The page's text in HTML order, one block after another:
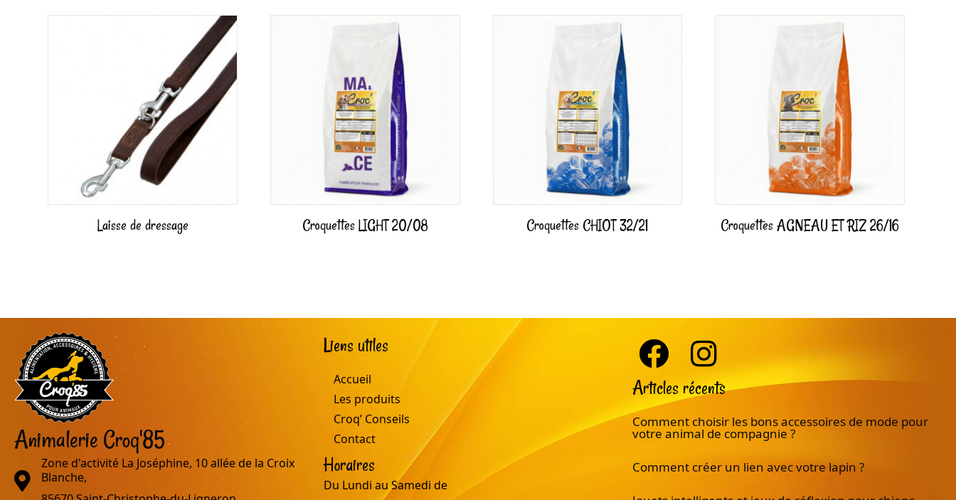
Laisse de dressage Croquettes LIGHT 20/08 Croquettes CHIOT 32/21 Croquettes AGNEAU ET RIZ 26/16
Animalerie Croq'85
adresse
Zone d'activité La Joséphine, 10 allée de la Croix
Blanche,
Liens utiles
Accueil
Les produits
Croq’ Conseils
Contact
Horaires
Du Lundi au Samedi de
Articles récents
Comment choisir les bons accessoires de mode pour
votre animal de compagnie ?
Comment créer un lien avec votre lapin ?